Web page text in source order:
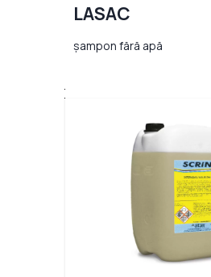
LASAC
șampon fără apă